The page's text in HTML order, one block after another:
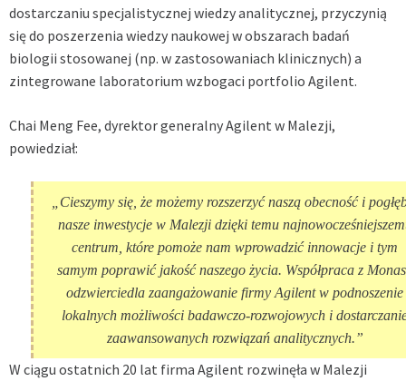
dostarczaniu specjalistycznej wiedzy analitycznej, przyczynią
się do poszerzenia wiedzy naukowej w obszarach badań
biologii stosowanej (np. w zastosowaniach klinicznych) a
zintegrowane laboratorium wzbogaci portfolio Agilent.
Chai Meng Fee, dyrektor generalny Agilent w Malezji,
powiedział:
„Cieszymy się, że możemy rozszerzyć naszą obecność i
nasze inwestycje w Malezji dzięki temu
centrum, które pomoże nam wprowadzić innowacje i tym
samym poprawić jakość naszego życia. Współpraca z
odzwierciedla zaangażowanie firmy Agilent w podnoszenie
lokalnych możliwości badawczo-rozwojowych i
zaawansowanych rozwiązań analitycznych.”
W ciągu ostatnich 20 lat firma Agilent rozwinęła w Malezji